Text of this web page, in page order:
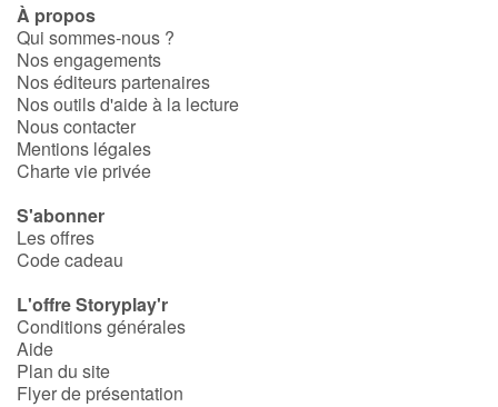
À propos
Qui sommes-nous ?
Nos engagements
Nos éditeurs partenaires
Nos outils d'aide à la lecture
Nous contacter
Mentions légales
Charte vie privée
S'abonner
Les offres
Code cadeau
L'offre Storyplay'r
Conditions générales
Aide
Plan du site
Flyer de présentation